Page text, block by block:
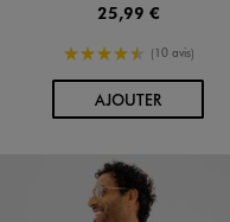
25,99 €
4.5/5 de moyenne
(10 avis)
AJOUTERAU PANIER